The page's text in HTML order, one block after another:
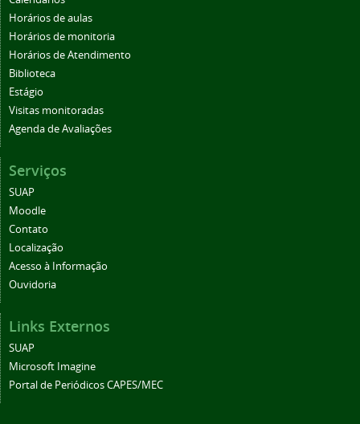
Horários de aulas
Horários de monitoria
Horários de Atendimento
Biblioteca
Estágio
Visitas monitoradas
Agenda de Avaliações
Serviços
SUAP
Moodle
Contato
Localização
Acesso à Informação
Ouvidoria
Links Externos
SUAP
Microsoft Imagine
Portal de Periódicos CAPES/MEC